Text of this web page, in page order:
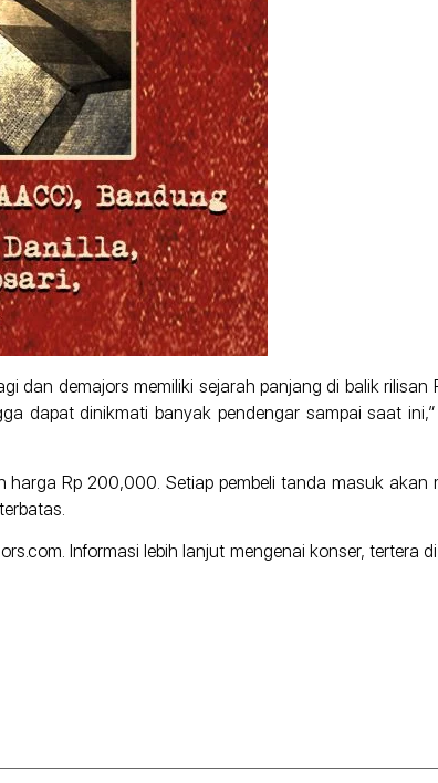
demajors memiliki sejarah panjang di balik rilisan
dapat dinikmati banyak pendengar sampai saat
harga Rp 200,000. Setiap pembeli tanda masuk
Informasi lebih lanjut mengenai konser, tertera